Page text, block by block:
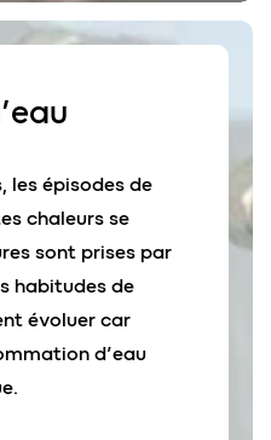
eau
les épisodes de
chaleurs se
sont prises par
habitudes de
évoluer car
d’eau